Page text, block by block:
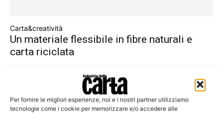
Per fornire le migliori esperienze, noi e i nostri partner utilizziamo
tecnologie come i cookie per memorizzare e/o accedere alle
Carta&creatività
Un materiale flessibile in fibre naturali e
carta riciclata
Leggi la rivista